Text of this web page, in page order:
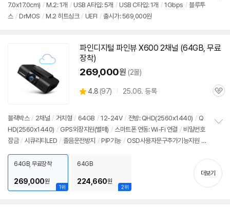
뷰
7.0x17.0cm) / M.2: 1개 / USB A타입: 5개 / USB C타입: 1개 / 1Gbps / 블루투
스 / DrMOS / M.2 히트싱크 / UEFI / 출시가: 569,000원
기
파인디지털 파인뷰 X600 2채널 (64GB, 무료
장착)
269,000원 (2몰)
별
4.8 (상
뷰
97) 25.06. 등록
관
블랙박스 / 2채널 / 거치형 / 64GB / 12-24V / 전방: QHD(2560x1440) / Q
HD(2560x1440) / GPS외장지원(별매) / 스마트폰 연동: Wi-Fi 연결 / 비밀번호
잠금 / 시큐리티LED / 졸음운전방지 / PIP기능 / OSD사용자문구추가기능지원 /
기
1위
64GB, 무료장착
269,000원
2위
64GB
224,660원
더보기